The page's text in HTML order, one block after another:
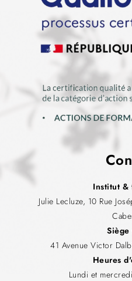
Institut &
Julie Lecluze, 10 Rue
Siège
41 Avenue Victor
Heures
Lundi et